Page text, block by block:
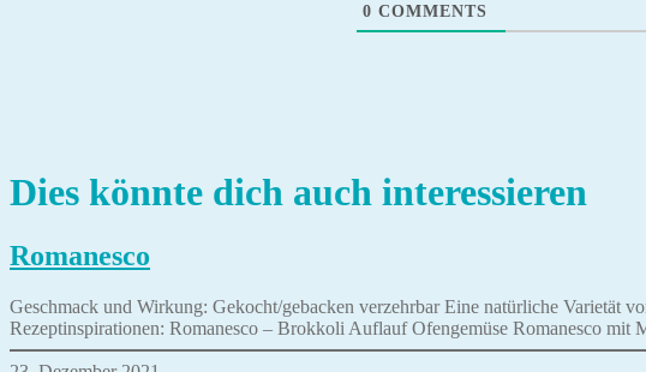
0 COMMENTS
Dies könnte dich auch interessieren
Romanesco
Geschmack und Wirkung: Gekocht/gebacken verzehrbar Eine natürliche
Rezeptinspirationen: Romanesco – Brokkoli Auflauf Ofengemüse Romanesco mit